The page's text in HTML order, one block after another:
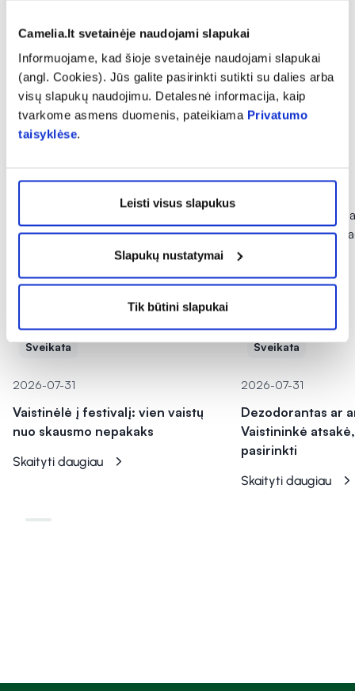
Camelia.lt svetainėje naudojami slapukai
Informuojame, kad šioje svetainėje naudojami slapukai
(angl. Cookies). Jūs galite pasirinkti sutikti su dalies arba
visų slapukų naudojimu. Detalesnė informacija, kaip
tvarkome asmens duomenis, pateikiama Privatumo
taisyklėse.
Leisti visus slapukus
Slapukų nustatymai
Tik būtini slapukai
% PAPILDOMA NUOLAIDA
Į krepšelį Į krepšelį
Sveikata
2026-07-31
Vaistinėlė į festivalį: vien vaistų
nuo skausmo nepakaks
Skaityti daugiau
Sveikata
2026-07-31
Dezodorantas ar
Vaistininkė
pasirinkti
Skaityti daugiau